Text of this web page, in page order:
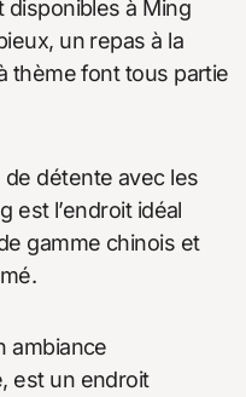
disponibles à Ming
un repas à la
thème font tous partie
détente avec les
est l’endroit idéal
gamme chinois et
ambiance
est un endroit